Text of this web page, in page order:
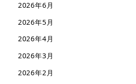
2026年6月
2026年5月
2026年4月
2026年3月
2026年2月